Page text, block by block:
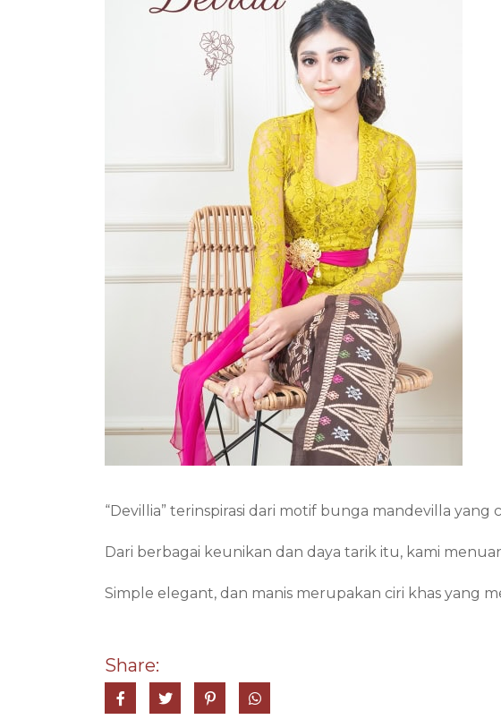
“Devillia” terinspirasi dari motif bunga mandevilla
Dari berbagai keunikan dan daya tarik itu, kami
Simple elegant, dan manis merupakan ciri khas yang
Share:
Share on Facebook
Tweet Pin it Share on Whatsapp